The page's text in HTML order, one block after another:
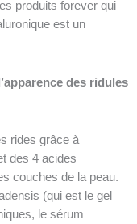
produits forever qui
est un
des ridules
rides grâce à
des 4 acides
couches de la peau.
(qui est le gel
le sérum